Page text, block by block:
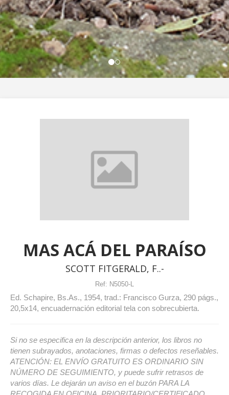
MAS ACÁ DEL PARAÍSO
SCOTT FITGERALD, F..-
Ref: N5050-L
Ed. Schapire, Bs.As., 1954, trad.: Francisco Gurza, 290 págs.,
20,5x14, encuadernación editorial tela con sobrecubierta.
Si no se especifica en la descripción anterior, los libros no
tienen subrayados, anotaciones, firmas o defectos reseñables.
ATENCIÓN: EL ENVÍO GRATUITO ES ORDINARIO SIN
NÚMERO DE SEGUIMIENTO, y puede sufrir retrasos de
varios días. Le dejarán un aviso en el buzón PARA LA